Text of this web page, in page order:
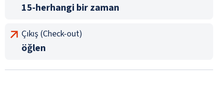
15-herhangi bir zaman
Çıkış (Check-out)
öğlen